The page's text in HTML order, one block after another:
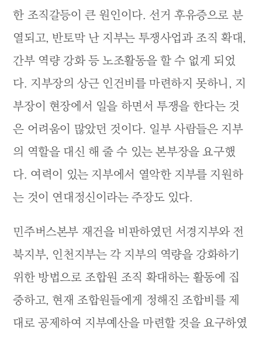
한 조직갈등이 큰 원인이다. 선거 후유증으로 분
열되고, 반토막 난 지부는 투쟁사업과 조직 확대,
간부 역량 강화 등 노조활동을 할 수 없게 되었
다. 지부장의 상근 인건비를 마련하지 못하니, 지
부장이 현장에서 일을 하면서 투쟁을 한다는 것
은 어려움이 많았던 것이다. 일부 사람들은 지부
의 역할을 대신 해 줄 수 있는 본부장을 요구했
다. 여력이 있는 지부에서 열악한 지부를 지원하
는 것이 연대정신이라는 주장도 있다.
민주버스본부 재건을 비판하였던 서경지부와 전
북지부, 인천지부는 각 지부의 역량을 강화하기
위한 방법으로 조합원 조직 확대하는 활동에 집
중하고, 현재 조합원들에게 정해진 조합비를 제
대로 공제하여 지부예산을 마련할 것을 요구하였